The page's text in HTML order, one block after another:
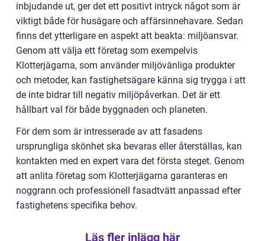
inbjudande ut, ger det ett positivt intryck något som är
viktigt både för husägare och affärsinnehavare. Sedan
finns det ytterligare en aspekt att beakta: miljöansvar.
Genom att välja ett företag som exempelvis
Klotterjägarna, som använder miljövänliga produkter
och metoder, kan fastighetsägare känna sig trygga i att
de inte bidrar till negativ miljöpåverkan. Det är ett
hållbart val för både byggnaden och planeten.
För dem som är intresserade av att fasadens
ursprungliga skönhet ska bevaras eller återställas, kan
kontakten med en expert vara det första steget. Genom
att anlita företag som Klotterjägarna garanteras en
noggrann och professionell fasadtvätt anpassad efter
fastighetens specifika behov.
Läs fler inlägg här